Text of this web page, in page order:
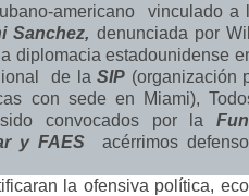
americano vinculado a
Sanchez, denunciada por
diplomacia estadounidense
de la SIP (organización
con sede en Miami),
convocados por la
y FAES
acérrimos
la ofensiva política,